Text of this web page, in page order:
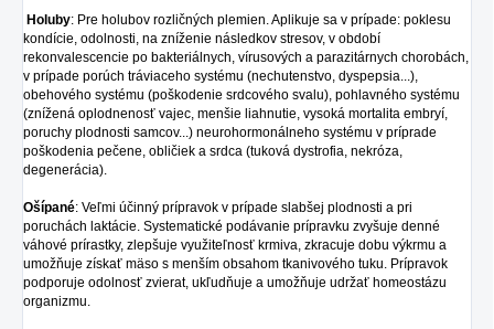
Holuby: Pre holubov rozličných plemien. Aplikuje sa v prípade: poklesu
kondície, odolnosti, na zníženie následkov stresov, v období
rekonvalescencie po bakteriálnych, vírusových a parazitárnych chorobách,
v prípade porúch tráviaceho systému (nechutenstvo, dyspepsia...),
obehového systému (poškodenie srdcového svalu), pohlavného systému
(znížená oplodnenosť vajec, menšie liahnutie, vysoká mortalita embryí,
poruchy plodnosti samcov...) neurohormonálneho systému v príprade
poškodenia pečene, obličiek a srdca (tuková dystrofia, nekróza,
degenerácia).
Ošípané: Veľmi účinný prípravok v prípade slabšej plodnosti a pri
poruchách laktácie. Systematické podávanie prípravku zvyšuje denné
váhové prírastky, zlepšuje využiteľnosť krmiva, zkracuje dobu výkrmu a
umožňuje získať mäso s menším obsahom tkanivového tuku. Prípravok
podporuje odolnosť zvierat, ukľudňuje a umožňuje udržať homeostázu
organizmu.